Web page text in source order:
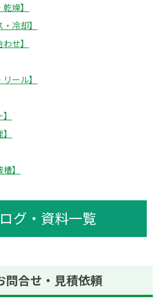
燥】
冷却】
せ】
ール】
】
グ・資料一覧
問合せ・見積依頼